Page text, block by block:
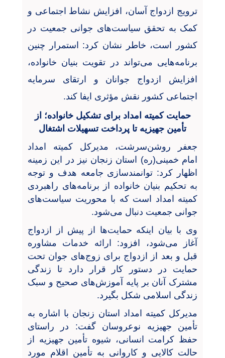
ترویج ازدواج آسان، افزایش نشاط اجتماعی و
کمک به تحقق سیاست‌های جوانی جمعیت در
کشور است، خاطر نشان کرد: استمرار چنین
برنامه‌هایی می‌تواند در تقویت بنیان خانواده،
افزایش ازدواج جوانان و ارتقای سرمایه
اجتماعی کشور نقش مؤثری ایفا کند.
حمایت کمیته امداد برای تشکیل خانواده؛ از
تأمین جهیزیه تا پرداخت تسهیلات اشتغال
جعفر روشن‌سرشت، مدیرکل کمیته امداد
امام خمینی(ره) استان زنجان نیز در این زمینه
اظهار کرد: توانمندسازی جامعه هدف و توجه
به تحکیم بنیان خانواده از برنامه‌های راهبردی
کمیته امداد است که با محوریت سیاست‌های
جوانی جمعیت دنبال می‌شود.
وی با بیان اینکه حمایت‌ها از پیش از ازدواج
آغاز می‌شود، افزود: ارائه خدمات مشاوره
قبل و بعد از ازدواج برای زوج‌های جوان تحت
حمایت در دستور کار قرار دارد تا زندگی
مشترک آنان بر پایه آموزش‌های صحیح و سبک
زندگی اسلامی شکل بگیرد.
مدیرکل کمیته امداد استان زنجان با اشاره به
تأمین جهیزیه نوعروسان گفت: در راستای
حفظ کرامت انسانی، شیوه تأمین جهیزیه از
حالت کالایی و کاروانی به تأمین اقلام مورد